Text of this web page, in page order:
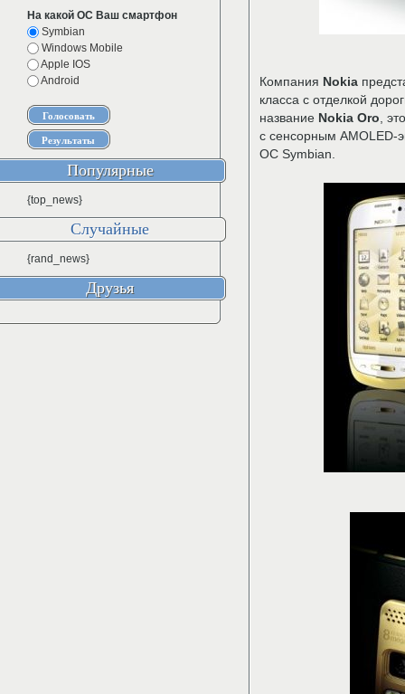
Компания Nokia
класса с отделкой
название Nokia Oro ,
с сенсорным AMOLED-
ОС Symbian.
На какой ОС Ваш смартфон
Symbian
Windows Mobile
Apple IOS
Android
Популярные
{top_news}
Случайные
{rand_news}
Друзья